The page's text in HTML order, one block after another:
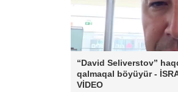
“David Seliverstov”
qalmaqal böyüyür -
VİDEO